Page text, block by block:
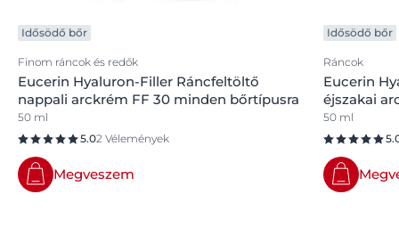
Idősödő bőr
Finom ráncok és redők
Eucerin Hyaluron-Filler Ráncfeltöltő
nappali arckrém FF 30 minden bőrtípusra
50 ml
5.02 Vélemények
Megveszem
Idősödő bőr
Ráncok
Eucerin
éjszakai
50 ml